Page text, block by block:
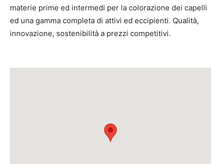
materie prime ed intermedi per la colorazione dei capelli
ed una gamma completa di attivi ed eccipienti. Qualità,
innovazione, sostenibilità a prezzi competitivi.